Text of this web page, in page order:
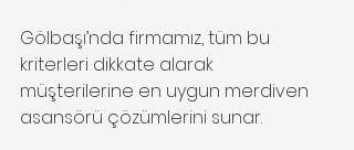
Gölbaşı’nda firmamız, tüm bu
kriterleri dikkate alarak
müşterilerine en uygun merdiven
asansörü çözümlerini sunar.